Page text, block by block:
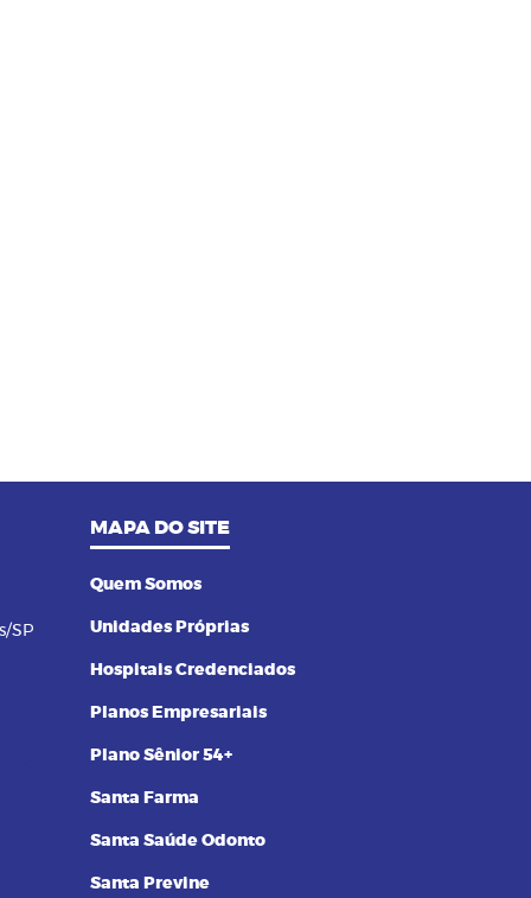
SP
MAPA DO SITE
Quem Somos
Unidades Próprias
Hospitais Credenciados
Planos Empresariais
Plano Sênior 54+
Santa Farma
Santa Saúde Odonto
Santa Previne